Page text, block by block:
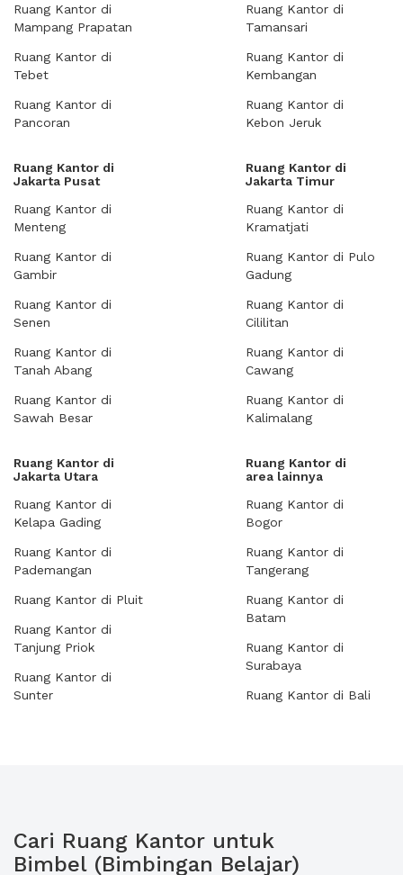
Ruang Kantor di
Mampang Prapatan
Ruang Kantor di
Tebet
Ruang Kantor di
Pancoran
Ruang Kantor di
Tamansari
Ruang Kantor di
Kembangan
Ruang Kantor di
Kebon Jeruk
Ruang Kantor di
Jakarta Pusat
Ruang Kantor di
Menteng
Ruang Kantor di
Gambir
Ruang Kantor di
Senen
Ruang Kantor di
Tanah Abang
Ruang Kantor di
Sawah Besar
Ruang Kantor di
Jakarta Timur
Ruang Kantor di
Kramatjati
Ruang Kantor di Pulo
Gadung
Ruang Kantor di
Cililitan
Ruang Kantor di
Cawang
Ruang Kantor di
Kalimalang
Ruang Kantor di
Jakarta Utara
Ruang Kantor di
Kelapa Gading
Ruang Kantor di
Pademangan
Ruang Kantor di Pluit
Ruang Kantor di
Tanjung Priok
Ruang Kantor di
Sunter
Ruang Kantor di
area lainnya
Ruang Kantor di
Bogor
Ruang Kantor di
Tangerang
Ruang Kantor di
Batam
Ruang Kantor di
Surabaya
Ruang Kantor di Bali
Cari Ruang Kantor untuk
Bimbel (Bimbingan Belajar)